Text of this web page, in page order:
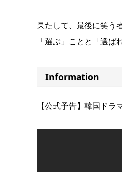
果たして、最後に笑う
「選ぶ」ことと「選ば
Information
【公式予告】韓国ド